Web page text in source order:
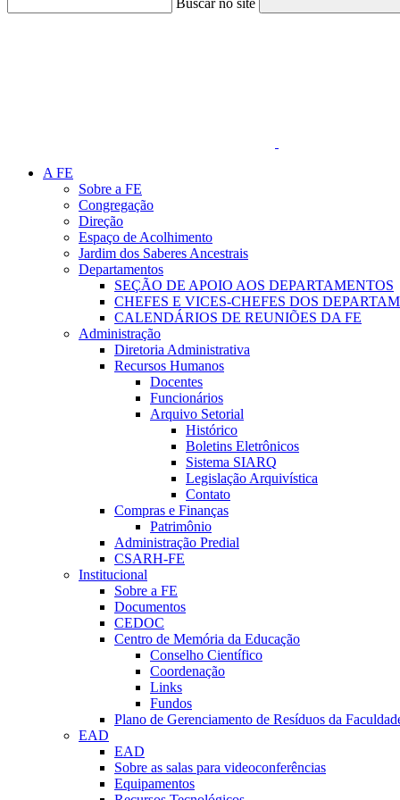
Buscar no site
A FE
Sobre a FE
Congregação
Direção
Espaço de Acolhimento
Jardim dos Saberes Ancestrais
Departamentos
SEÇÃO DE APOIO AOS DEPARTAMENTOS
CHEFES E VICES-CHEFES DOS
CALENDÁRIOS DE REUNIÕES DA FE
Administração
Diretoria Administrativa
Recursos Humanos
Docentes
Funcionários
Arquivo Setorial
Histórico
Boletins Eletrônicos
Sistema SIARQ
Legislação Arquivística
Contato
Compras e Finanças
Patrimônio
Administração Predial
CSARH-FE
Institucional
Sobre a FE
Documentos
CEDOC
Centro de Memória da Educação
Conselho Científico
Coordenação
Links
Fundos
Plano de Gerenciamento de Resíduos da
EAD
EAD
Sobre as salas para videoconferências
Equipamentos